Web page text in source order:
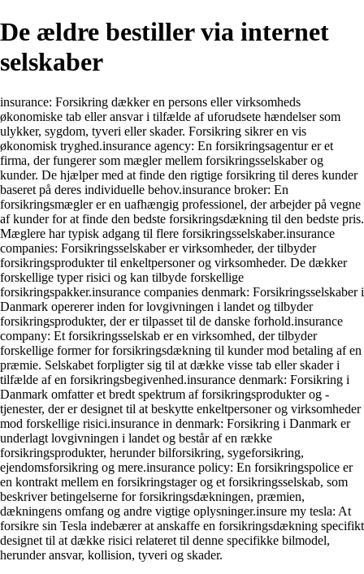
De ældre bestiller via internet
selskaber
insurance: Forsikring dækker en persons eller virksomheds
økonomiske tab eller ansvar i tilfælde af uforudsete hændelser som
ulykker, sygdom, tyveri eller skader. Forsikring sikrer en vis
økonomisk tryghed.insurance agency: En forsikringsagentur er et
firma, der fungerer som mægler mellem forsikringsselskaber og
kunder. De hjælper med at finde den rigtige forsikring til deres kunder
baseret på deres individuelle behov.insurance broker: En
forsikringsmægler er en uafhængig professionel, der arbejder på vegne
af kunder for at finde den bedste forsikringsdækning til den bedste pris.
Mæglere har typisk adgang til flere forsikringsselskaber.insurance
companies: Forsikringsselskaber er virksomheder, der tilbyder
forsikringsprodukter til enkeltpersoner og virksomheder. De dækker
forskellige typer risici og kan tilbyde forskellige
forsikringspakker.insurance companies denmark: Forsikringsselskaber i
Danmark opererer inden for lovgivningen i landet og tilbyder
forsikringsprodukter, der er tilpasset til de danske forhold.insurance
company: Et forsikringsselskab er en virksomhed, der tilbyder
forskellige former for forsikringsdækning til kunder mod betaling af en
præmie. Selskabet forpligter sig til at dække visse tab eller skader i
tilfælde af en forsikringsbegivenhed.insurance denmark: Forsikring i
Danmark omfatter et bredt spektrum af forsikringsprodukter og -
tjenester, der er designet til at beskytte enkeltpersoner og virksomheder
mod forskellige risici.insurance in denmark: Forsikring i Danmark er
underlagt lovgivningen i landet og består af en række
forsikringsprodukter, herunder bilforsikring, sygeforsikring,
ejendomsforsikring og mere.insurance policy: En forsikringspolice er
en kontrakt mellem en forsikringstager og et forsikringsselskab, som
beskriver betingelserne for forsikringsdækningen, præmien,
dækningens omfang og andre vigtige oplysninger.insure my tesla: At
forsikre sin Tesla indebærer at anskaffe en forsikringsdækning specifikt
designet til at dække risici relateret til denne specifikke bilmodel,
herunder ansvar, kollision, tyveri og skader.